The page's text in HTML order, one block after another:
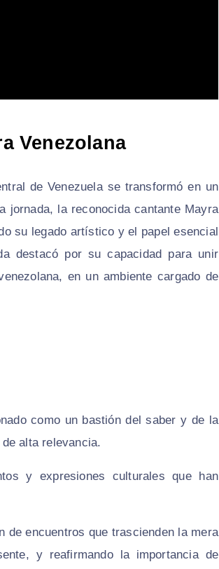
Venezolana
de Venezuela se transformó en un
jornada, la reconocida cantante Mayra
su legado artístico y el papel esencial
destacó por su capacidad para unir
en un ambiente cargado de
como un bastión del saber y de la
alta relevancia.
y expresiones culturales que han
de encuentros que trascienden la mera
y reafirmando la importancia de